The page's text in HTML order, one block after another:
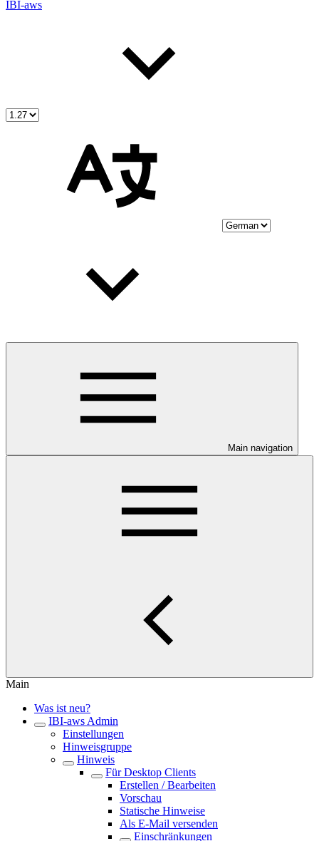
IBI-aws
Main navigation
Main
Was ist neu?
IBI-aws Admin
Einstellungen
Hinweisgruppe
Hinweis
Für Desktop Clients
Erstellen / Bearbeiten
Vorschau
Statische Hinweise
Als E-Mail versenden
Einschränkungen